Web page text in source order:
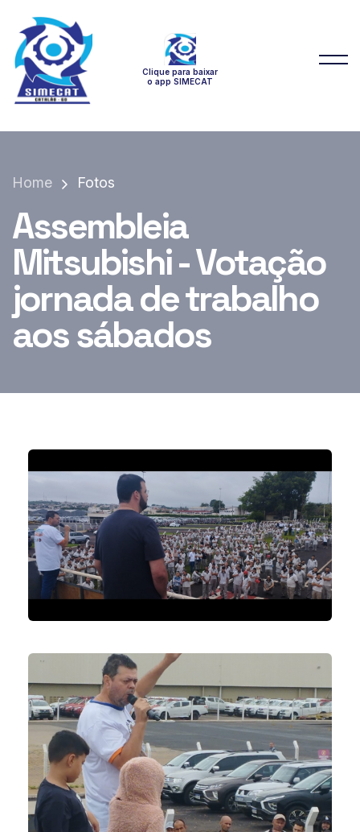
Clique para baixar
o app SIMECAT
Home Fotos
Assembleia
Mitsubishi - Votação
jornada de trabalho
aos sábados